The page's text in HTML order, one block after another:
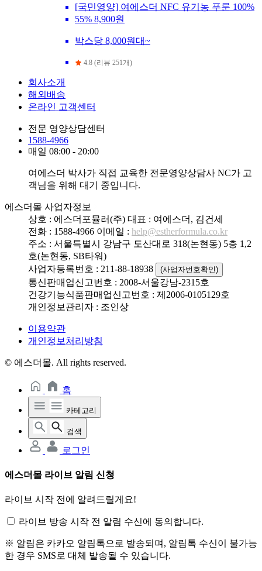
[국민영양] 여에스더 NFC 유기농 푸룬 100%
55% 8,900원
박스당 8,000원대~
4.8 (리뷰 251개)
회사소개
해외배송
온라인 고객센터
전문 영양상담센터
1588-4966
매일 08:00 - 20:00
여에스더 박사가 직접 교육한 전문영양상담사 NC가 고
객님을 위해 대기 중입니다.
에스더몰 사업자정보
상호 : 에스더포뮬러(주) 대표 : 여에스더, 김건세
전화 : 1588-4966 이메일 : help@estherformula.co.kr
주소 : 서울특별시 강남구 도산대로 318(논현동) 5층 1,2
호(논현동, SB타워)
사업자등록번호 : 211-88-18938
(사업자번호확인)
통신판매업신고번호 : 2008-서울강남-2315호
건강기능식품판매업신고번호 : 제2006-0105129호
개인정보관리자 : 조인상
이용약관
개인정보처리방침
© 에스더몰. All rights reserved.
홈
카테고리
검색
로그인
에스더몰 라이브 알림 신청
라이브 시작 전에 알려드릴게요!
라이브 방송 시작 전 알림 수신에 동의합니다.
※ 알림은 카카오 알림톡으로 발송되며, 알림톡 수신이 불가능
한 경우 SMS로 대체 발송될 수 있습니다.